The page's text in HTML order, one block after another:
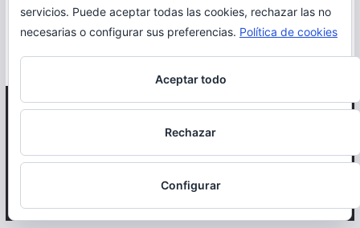
Correr en La Rioja
Otro proyecto deMiRioja
servicios. Puede aceptar todas las cookies, rechazar las no
necesarias o configurar sus preferencias. Política de cookies
Aceptar todo
Rechazar
Configurar